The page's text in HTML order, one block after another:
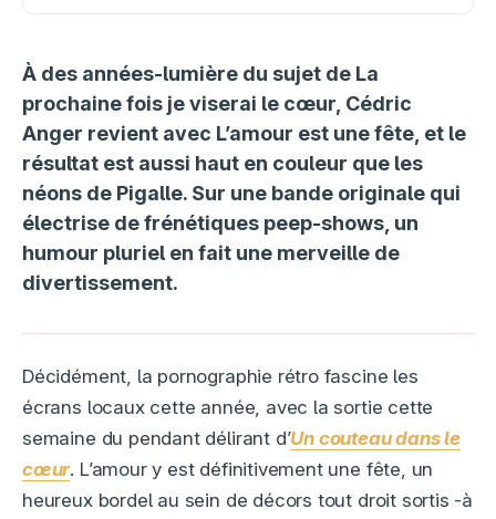
À des années-lumière du sujet de La
prochaine fois je viserai le cœur, Cédric
Anger revient avec L’amour est une fête, et le
résultat est aussi haut en couleur que les
néons de Pigalle. Sur une bande originale qui
électrise de frénétiques peep-shows, un
humour pluriel en fait une merveille de
divertissement.
Décidément, la pornographie rétro fascine les
écrans locaux cette année, avec la sortie cette
semaine du pendant délirant d’Un couteau dans le
cœur. L’amour y est définitivement une fête, un
heureux bordel au sein de décors tout droit sortis -à